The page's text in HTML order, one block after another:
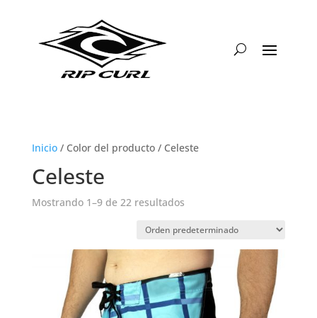
Inicio/ Color del producto / Celeste
Celeste
Mostrando 1–9 de 22 resultados